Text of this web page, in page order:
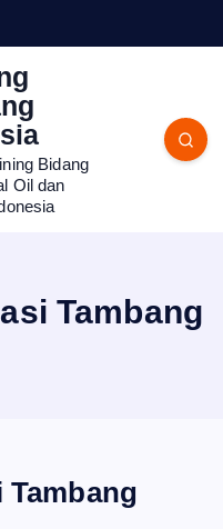
Bidang
Oil dan
Tambang